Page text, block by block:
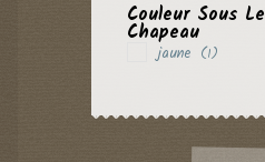
Couleur Sous Le
Chapeau
jaune (1)